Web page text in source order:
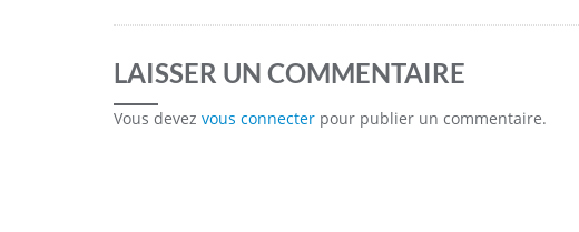
LAISSER UN COMMENTAIRE
Vous devez vous connecter pour publier un commentaire.